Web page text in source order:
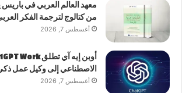
معهد العالم العربي في باريس
من كتالوج لترجمة الفكر
أغسطس 7, 2026
الاصطناعي إلى وكيل عمل
أغسطس 7, 2026